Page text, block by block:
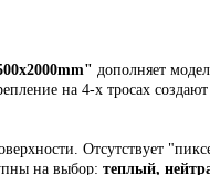
" дополняет
на 4-х тросах
Отсутствует
на выбор: теплый,